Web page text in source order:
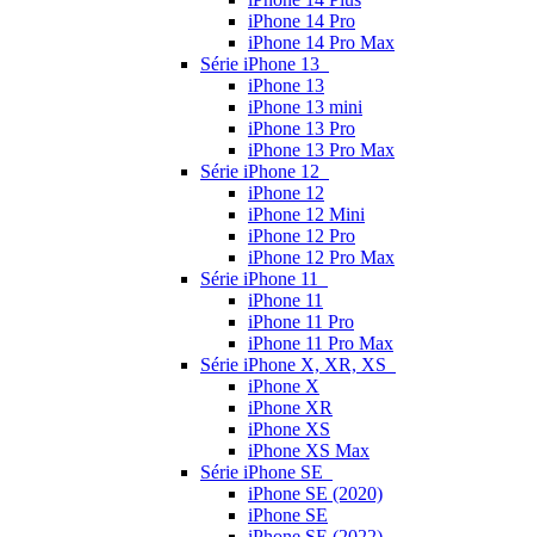
iPhone 14 Pro
iPhone 14 Pro Max
Série iPhone 13
iPhone 13
iPhone 13 mini
iPhone 13 Pro
iPhone 13 Pro Max
Série iPhone 12
iPhone 12
iPhone 12 Mini
iPhone 12 Pro
iPhone 12 Pro Max
Série iPhone 11
iPhone 11
iPhone 11 Pro
iPhone 11 Pro Max
Série iPhone X, XR, XS
iPhone X
iPhone XR
iPhone XS
iPhone XS Max
Série iPhone SE
iPhone SE (2020)
iPhone SE